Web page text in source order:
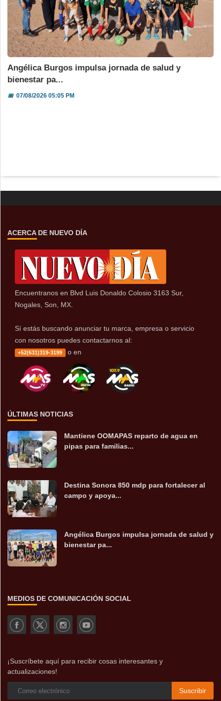
Angélica Burgos impulsa jornada de salud y
bienestar pa...
📅07/08/2026 05:05 PM
ACERCA DE NUEVO DÍA
Encuentranos en Blvd Luis Donaldo Colosio 3163 Sur,
Nogales, Son, MX.
Sí estás buscando anunciar tu marca, empresa o servicio
con nosotros puedes contactarnos al:
+52(631)319-3199 o en
ÚLTIMAS NOTICIAS
Mantiene OOMAPAS reparto de agua en
pipas para familias...
Destina Sonora 850 mdp para fortalecer al
campo y apoya...
Angélica Burgos impulsa jornada de salud y
bienestar pa...
MEDIOS DE COMUNICACIÓN SOCIAL
¡Suscríbete aquí para recibir cosas interesantes y
actualizaciones!
Suscribir